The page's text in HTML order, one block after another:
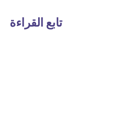
تابع القراءة